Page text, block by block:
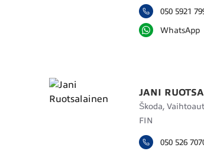
050 5921
WhatsApp
JANI
Škoda,
FIN
050 526